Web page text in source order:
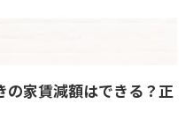
の家賃減額はできる？正